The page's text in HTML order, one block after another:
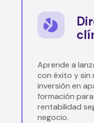
Aprende a
con éxito y sin
inversión en
formación
rentabilidad
negocio.